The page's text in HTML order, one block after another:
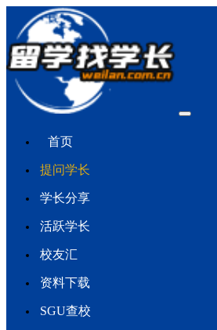
首页
提问学长
学长分享
活跃学长
校友汇
资料下载
SGU查校